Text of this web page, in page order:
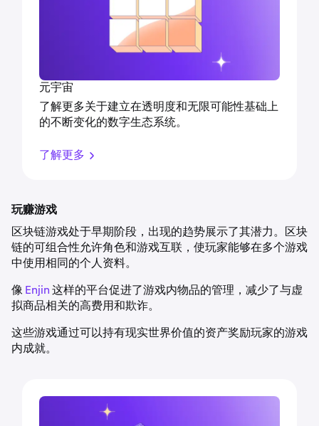
元宇宙
了解更多关于建立在透明度和无限可能性基础上
的不断变化的数字生态系统。
了解更多
玩赚游戏
区块链游戏处于早期阶段，出现的趋势展示了其潜力。区块
链的可组合性允许角色和游戏互联，使玩家能够在多个游戏
中使用相同的个人资料。
像 Enjin这样的平台促进了游戏内物品的管理，减少了与虚
拟商品相关的高费用和欺诈。
这些游戏通过可以持有现实世界价值的资产奖励玩家的游戏
内成就。